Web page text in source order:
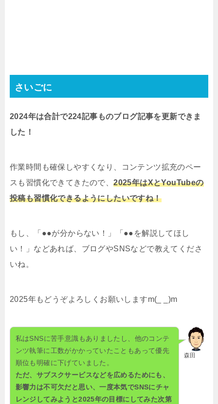
さいごに
2024年は合計で224記事ものブログ記事を更新できま
した！
作業時間も確保しやすくなり、コンテンツ拡充のペー
スも習慣化できてきたので、2025年はXとYouTubeの
投稿も習慣化できるようにしたいですね！
もし、「●●が分からない！」「●●を解説してほし
い！」などあれば、ブログやSNSなどで教えてくださ
いね。
2025年もどうぞよろしくお願いしますm(_ _)m
森田
私はSNSに苦手意識もありましたし、他のコンテ
ンツ執筆に工数がかかっていたこともあって優先
順位も明確に下げていました。
ただ、サブスクサービスなどを広めるためにも、
影響力は不可欠だと思い、一度本気でSNSにチャ
レンジしてみようと2025年の目標にしてみた次第